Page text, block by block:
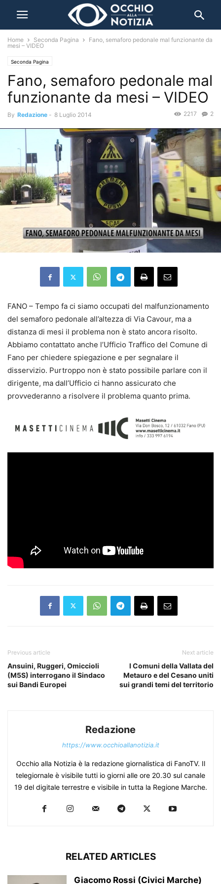
Home Seconda Pagina
Fano, semaforo pedonale mal funzionante da
mesi – VIDEO
Seconda Pagina
Fano, semaforo pedonale mal
funzionante da mesi – VIDEO
By Redazione - 8 Luglio 2014 2
2217
FANO – Tempo fa ci siamo occupati del malfunzionamento
del semaforo pedonale all’altezza di Via Cavour, ma a
distanza di mesi il problema non è stato ancora risolto.
Abbiamo contattato anche l’Ufficio Traffico del Comune di
Fano per chiedere spiegazione e per segnalare il
disservizio. Purtroppo non è stato possibile parlare con il
dirigente, ma dall’Ufficio ci hanno assicurato che
provvederanno a risolvere il problema quanto prima.
Previous article
Ansuini, Ruggeri, Omiccioli
(M5S) interrogano il Sindaco
sui Bandi Europei
Next article
I Comuni della Vallata del
Metauro e del Cesano uniti
sui grandi temi del territorio
Redazione
https://www.occhioallanotizia.it
Occhio alla Notizia è la redazione giornalistica di FanoTV. Il
telegiornale è visibile tutti io giorni alle ore 20.30 sul canale
19 del digitale terrestre e visibile in tutta la Regione Marche.
RELATED ARTICLES
Giacomo Rossi (Civici Marche)